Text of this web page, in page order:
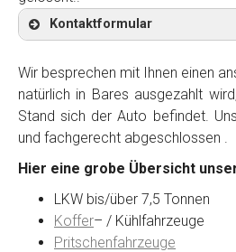
Kontaktformular
Kontaktformular
Marke*
Wir besprechen mit Ihnen einen
natürlich in Bares ausgezahlt
Stand sich der Auto befindet.
und fachgerecht abgeschlossen .
Hier eine grobe Übersicht
LKW bis/über 7,5 Tonnen
Koffer– / Kühlfahrzeuge
Pritschenfahrzeuge